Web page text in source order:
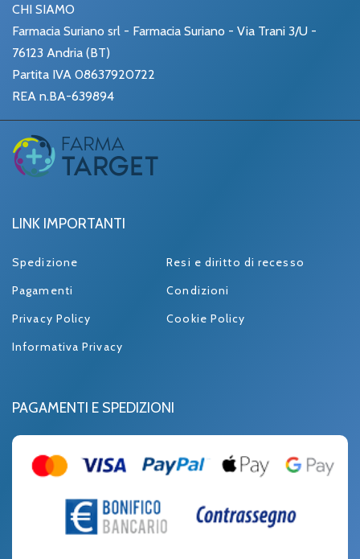
CHI SIAMO
Farmacia Suriano srl - Farmacia Suriano - Via Trani 3/U -
76123 Andria (BT)
Partita IVA 08637920722
REA n.BA-639894
LINK IMPORTANTI
Spedizione
Resi e diritto di recesso
Pagamenti
Condizioni
Privacy Policy
Cookie Policy
Informativa Privacy
PAGAMENTI E SPEDIZIONI